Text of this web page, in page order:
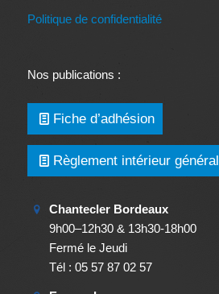
Politique de confidentialité
Nos publications :
Fiche d’adhésion
Règlement intérieur général
Chantecler Bordeaux
9h00–12h30 & 13h30-18h00
Fermé le Jeudi
Tél : 05 57 87 02 57